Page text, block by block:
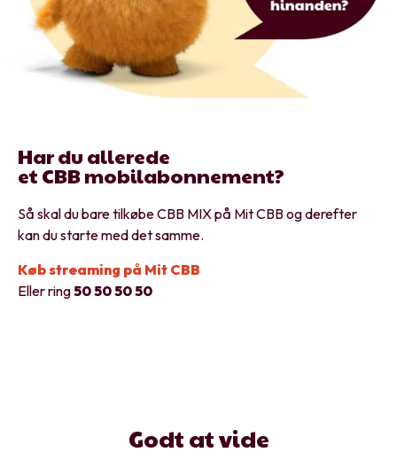
Har du allerede
et CBB mobilabonnement?
Så skal du bare tilkøbe CBB MIX på Mit CBB og derefter
kan du starte med det samme.
Køb streaming på Mit CBB
Eller ring50 50 50 50
Godt at vide